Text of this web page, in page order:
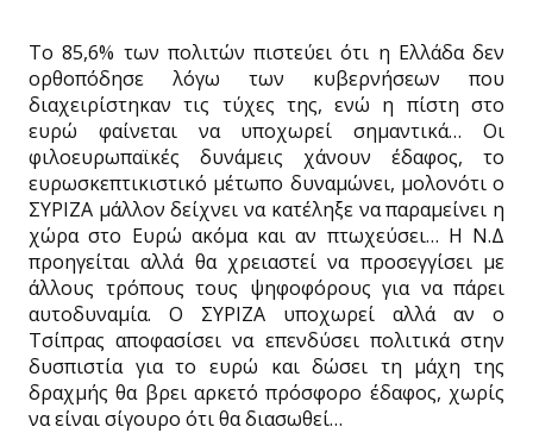
Το 85,6% των πολιτών πιστεύει ότι η Ελλάδα δεν
ορθοπόδησε λόγω των κυβερνήσεων που
διαχειρίστηκαν τις τύχες της, ενώ η πίστη στο
ευρώ φαίνεται να υποχωρεί σημαντικά… Οι
φιλοευρωπαϊκές δυνάμεις χάνουν έδαφος, το
ευρωσκεπτικιστικό μέτωπο δυναμώνει, μολονότι ο
ΣΥΡΙΖΑ μάλλον δείχνει να κατέληξε να παραμείνει η
χώρα στο Ευρώ ακόμα και αν πτωχεύσει… Η Ν.Δ
προηγείται αλλά θα χρειαστεί να προσεγγίσει με
άλλους τρόπους τους ψηφοφόρους για να πάρει
αυτοδυναμία. Ο ΣΥΡΙΖΑ υποχωρεί αλλά αν ο
Τσίπρας αποφασίσει να επενδύσει πολιτικά στην
δυσπιστία για το ευρώ και δώσει τη μάχη της
δραχμής θα βρει αρκετό πρόσφορο έδαφος, χωρίς
να είναι σίγουρο ότι θα διασωθεί…